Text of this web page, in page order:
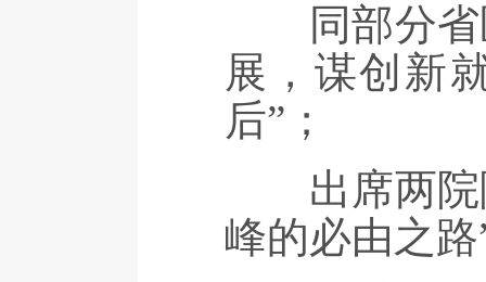
同部分省区
展，谋创新
后”；
出席两院院
峰的必由之